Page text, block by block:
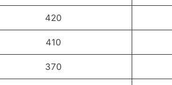
420
410
370